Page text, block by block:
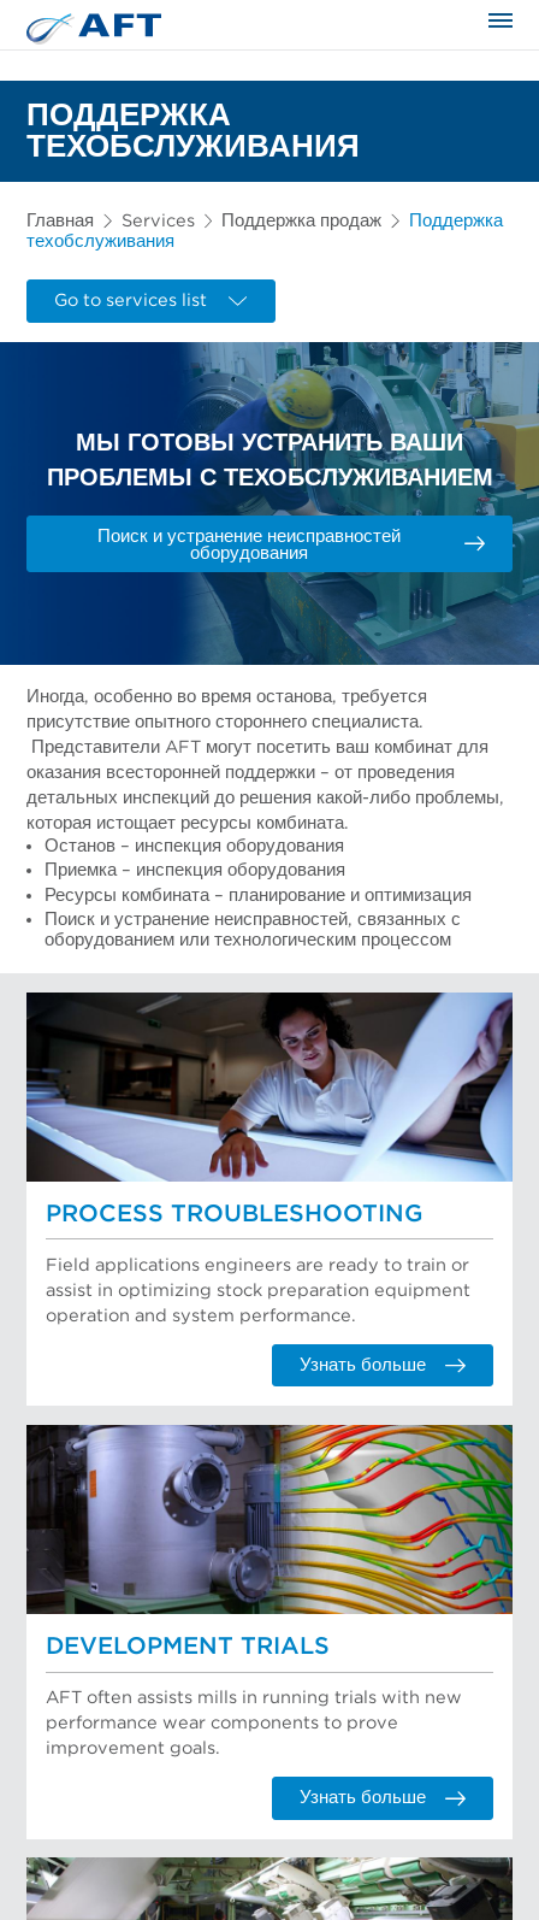
ПОДДЕРЖКА
ТЕХОБСЛУЖИВАНИЯ
Главная Services Поддержка продаж
Поддержка
техобслуживания
Go to services list
МЫ ГОТОВЫ УСТРАНИТЬ ВАШИ
ПРОБЛЕМЫ С ТЕХОБСЛУЖИВАНИЕМ
Поиск и устранение неисправностей
оборудования
Иногда, особенно во время останова, требуется
присутствие опытного стороннего специалиста.
Представители AFT могут посетить ваш комбинат для
оказания всесторонней поддержки – от проведения
детальных инспекций до решения какой-либо проблемы,
которая истощает ресурсы комбината.
Останов – инспекция оборудования
Приемка – инспекция оборудования
Ресурсы комбината – планирование и оптимизация
Поиск и устранение неисправностей, связанных с
оборудованием или технологическим процессом
PROCESS TROUBLESHOOTING
Field applications engineers are ready to train or
assist in optimizing stock preparation equipment
operation and system performance.
Узнать больше
DEVELOPMENT TRIALS
AFT often assists mills in running trials with new
performance wear components to prove
improvement goals.
Узнать больше